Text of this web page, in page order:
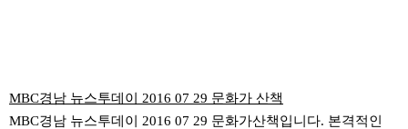
MBC경남 뉴스투데이 2016 07 29 문화가 산책
MBC경남 뉴스투데이 2016 07 29 문화가산책입니다. 본격적인